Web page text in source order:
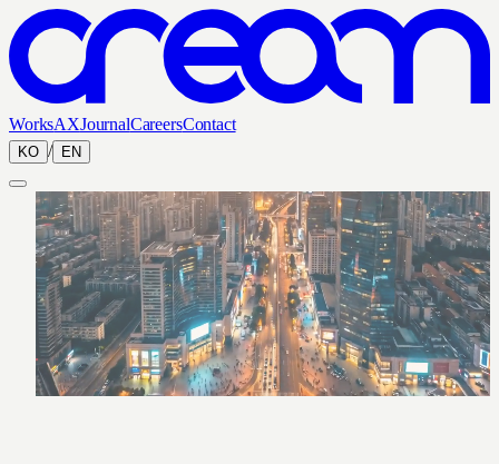
WorksAXJournalCareersContact
KO / EN